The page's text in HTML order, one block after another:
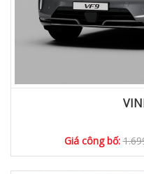
Giá công bố: